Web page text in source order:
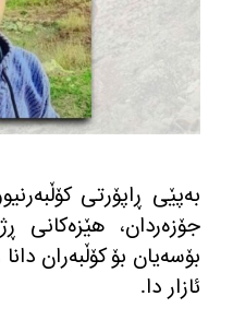
جۆزه‌ردان، هێزه‌كانی
بۆسه‌یان بۆ كۆڵبه‌ران
ئازار دا.